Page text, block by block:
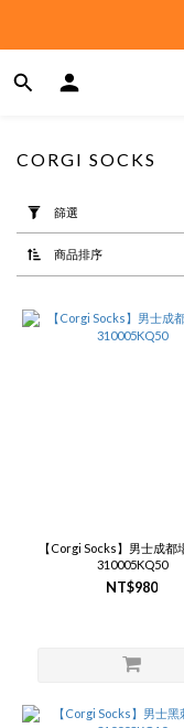
篩
選
(0/20)
價格
(NT$)
CORGI SOCKS
篩選
商品排序
【Corgi Socks】男士成都
310005KQ50
NT$980